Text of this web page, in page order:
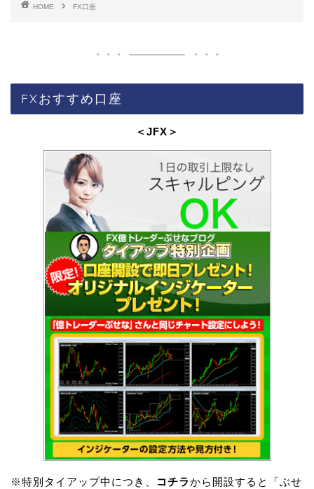
HOME FX口座
FXおすすめ口座
＜JFX ＞
※特別タイアップ中につき、 コチラから開設すると「ぶせ